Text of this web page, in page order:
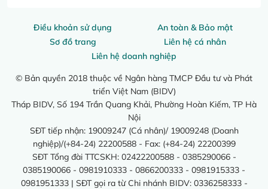
Điều khoản sử dụng
An toàn & Bảo mật
Sơ đồ trang
Liên hệ cá nhân
Liên hệ doanh nghiệp
© Bản quyền 2018 thuộc về Ngân hàng TMCP Đầu tư và Phát
triển Việt Nam (BIDV)
Tháp BIDV, Số 194 Trần Quang Khải, Phường Hoàn Kiếm, TP Hà
Nội
SĐT tiếp nhận: 19009247 (Cá nhân)/ 19009248 (Doanh
nghiệp)/(+84-24) 22200588 - Fax: (+84-24) 22200399
SĐT Tổng đài TTCSKH: 02422200588 - 0385290066 -
0385190066 - 0981910333 - 0866200333 - 0981915333 -
0981951333 | SĐT gọi ra từ Chi nhánh BIDV: 0336258333 -